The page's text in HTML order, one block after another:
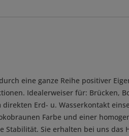
eine ganze Reihe positiver
Idealerweiser für: Brücken,
Erd- u. Wasserkontakt
Farbe und einer
Sie erhalten bei uns das